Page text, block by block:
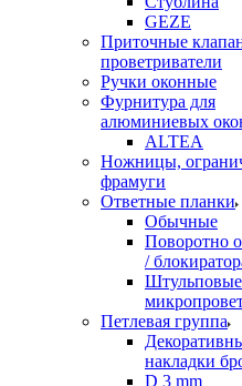
GEZE
Приточные
проветриватели
Ручки оконные
Фурнитура для
алюминиевых
ALTEA
Ножницы,
фрамуги
Ответные планки
Обычные
Поворотно
/
Петлевая группа
накладки
D 3 mm